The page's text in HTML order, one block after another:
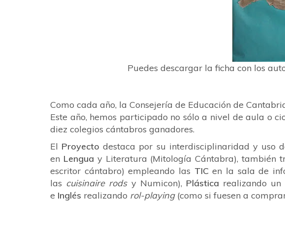
Puedes descargar la ficha con los
Como cada año, la Consejería de Educación de
Este año, hemos participado no sólo a nivel de aula o
diez colegios cántabros ganadores.
El Proyecto destaca por su interdisciplinaridad y uso
en Lengua y Literatura (Mitología Cántabra), también
escritor cántabro) empleando las TICen la sala de
las cuisinaire rods y Numicon), Plástica realizando
e Inglés realizando rol-playing (como si fuesen a